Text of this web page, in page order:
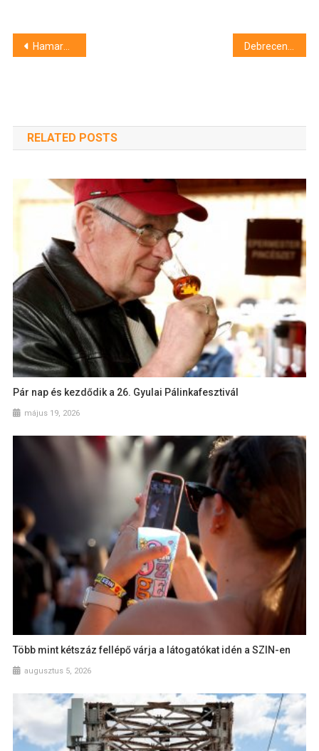
Bejegyzés
Hamarosan létrejön a debreceni Pedagógiai Oktatási Központ
RELATED POSTS
Pár nap és kezdődik a 26. Gyulai Pálinkafesztivál
május 19, 2026
Több mint kétszáz fellépő várja a látogatókat idén a SZIN-en
augusztus 5, 2026